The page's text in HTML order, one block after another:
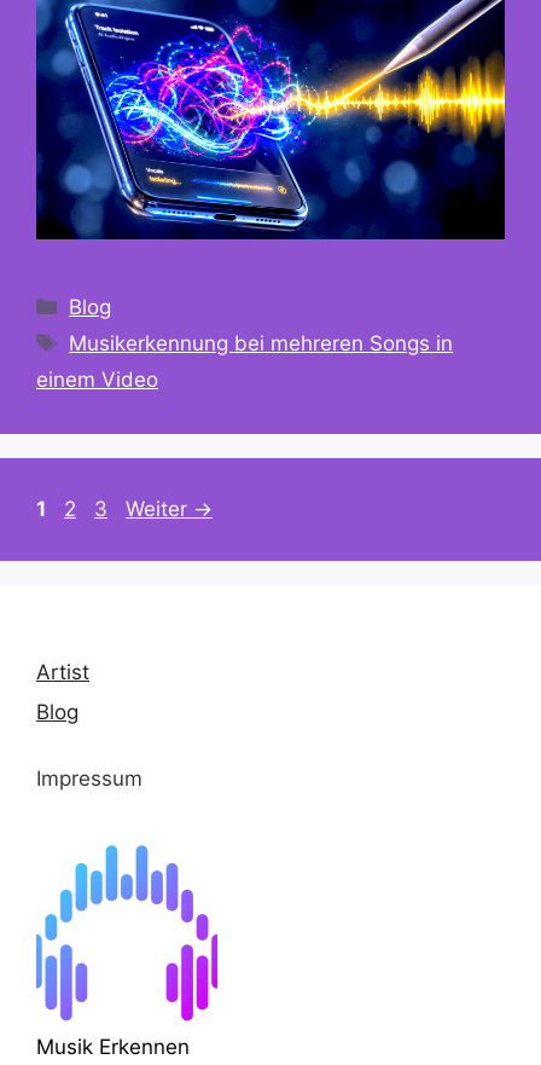
Kategorien
Blog
Schlagwörter
Musikerkennung bei mehreren Songs in
einem Video
Seite
1 Seite
2 Seite
3 Weiter →
Artist
Blog
Impressum
Musik Erkennen